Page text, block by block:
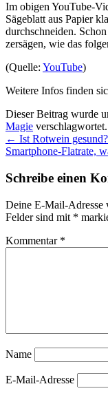
Im obigen YouTube-
Sägeblatt aus Papier
durchschneiden.
zersägen, wie das
(Quelle: YouTube)
Weitere Infos finden
Dieser Beitrag wurde
Magie
← Ist Rotwein
Smartphone-Flatrate,
Schreibe einen
Deine E-Mail-
Felder sind mit *
Kommentar *
Name
E-Mail-Adresse